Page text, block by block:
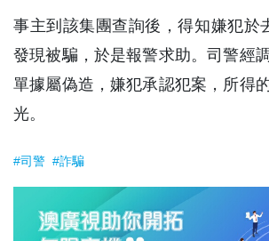
事主到該集團查詢後，得知嫌犯於
發現被騙，於是報警求助。司警經
單據屬偽造，嫌犯承認犯案，所得
光。
#司警 #詐騙